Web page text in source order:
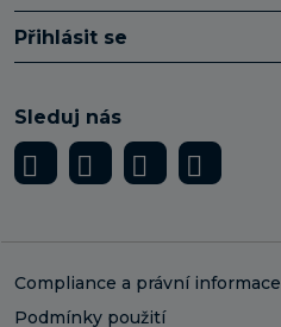
Přihlásit se
Sleduj nás
Compliance a právní informace
Podmínky použití